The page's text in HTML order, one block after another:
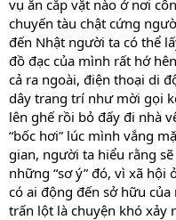
vụ ăn cắp vặt nào ở nơi
chuyến tàu chật cứng
đến Nhật người ta có thể
đồ đạc của mình rất hớ
cả ra ngoài, điện thoại di
dây trang trí như mời gọi
lên ghế rồi bỏ đấy đi nhà
“bốc hơi” lúc mình vắng
gian, người ta hiểu rằng
những “sơ ý” đó, vì xã hội
có ai động đến sở hữu
trấn lột là chuyện khó xảy